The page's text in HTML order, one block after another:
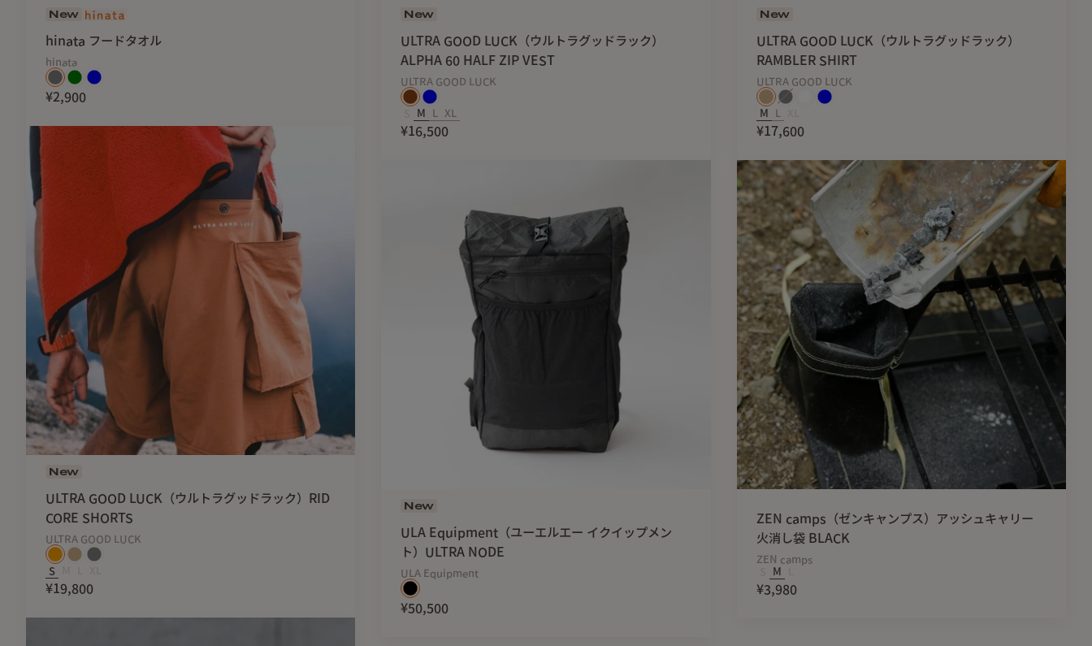
肩の縫い目は背中側へ調整し、ショルダーストラップとの擦れを軽減します。
New
hinata フードタオル
hinata
¥2,900
New
ULTRA GOOD LUCK（ウルトラグッドラック）RID
CORE SHORTS
ULTRA GOOD LUCK
S
¥19,800
New
ULTRA GOOD LUCK（ウルトラグッドラック）
ALPHA 60 HALF ZIP VEST
ULTRA GOOD LUCK
M L XL
¥16,500
New
ULA Equipment（ユーエルエー イクイップメン
ト）ULTRA NODE
ULA Equipment
¥50,500
New
ULTRA GOOD LUCK（ウルトラグッドラック）
RAMBLER SHIRT
ULTRA GOOD LUCK
M L
¥17,600
ZEN camps（ゼンキャンプス）アッシュキャリー
火消し袋 BLACK
ZEN camps
M
¥3,980